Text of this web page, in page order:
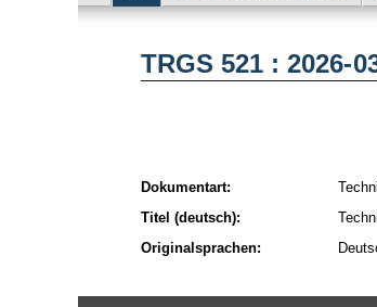
TRGS 521 : 2026-
Dokumentart:
Titel (deutsch):
Originalsprachen: